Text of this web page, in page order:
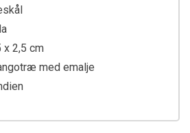
x 2,5 cm
med emalje